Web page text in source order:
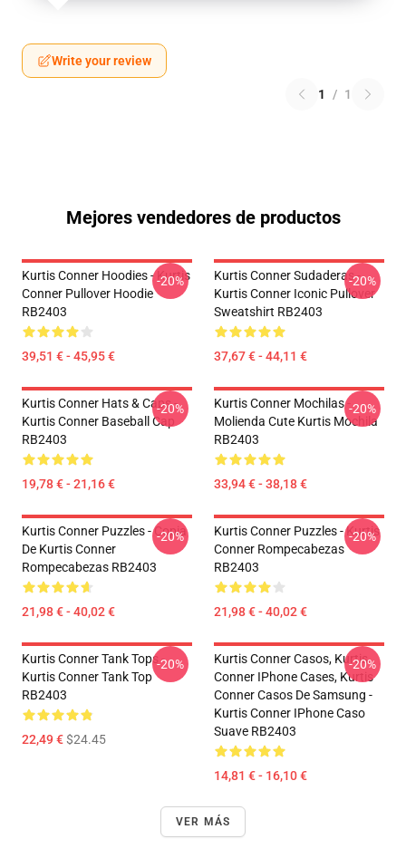
Write your review
1 / 1
Mejores vendedores de productos
Kurtis Conner Hoodies - Kurtis
Conner Pullover Hoodie
RB2403
39,51 € - 45,95 €
-20%
Kurtis Conner Sudaderas -
Kurtis Conner Iconic Pullover
Sweatshirt RB2403
37,67 € - 44,11 €
-20%
Kurtis Conner Hats & Caps -
Kurtis Conner Baseball Cap
RB2403
19,78 € - 21,16 €
-20%
Kurtis Conner Mochilas -
Molienda Cute Kurtis Mochila
RB2403
33,94 € - 38,18 €
-20%
Kurtis Conner Puzzles - Copia
De Kurtis Conner
Rompecabezas RB2403
21,98 € - 40,02 €
-20%
Kurtis Conner Puzzles - Kurtis
Conner Rompecabezas
RB2403
21,98 € - 40,02 €
-20%
Kurtis Conner Tank Tops -
Kurtis Conner Tank Top
RB2403
22,49 €$24.45
-20%
Kurtis Conner Casos, Kurtis
Conner IPhone Cases, Kurtis
Conner Casos De Samsung -
Kurtis Conner IPhone Caso
Suave RB2403
14,81 € - 16,10 €
-20%
VER MÁS